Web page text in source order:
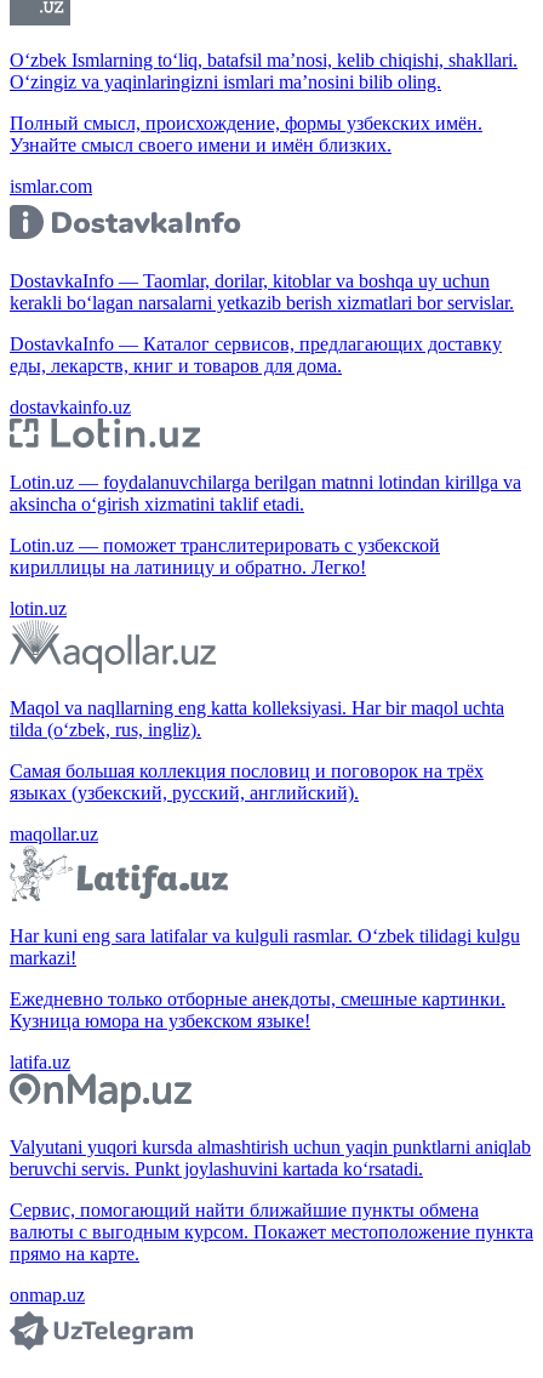
O‘zbek Ismlarning to‘liq, batafsil ma’nosi, kelib chiqishi, shakllari.
O‘zingiz va yaqinlaringizni ismlari ma’nosini bilib oling.
Полный смысл, происхождение, формы узбекских имён.
Узнайте смысл своего имени и имён близких.
ismlar.com
DostavkaInfo — Taomlar, dorilar, kitoblar va boshqa uy uchun
kerakli bo‘lagan narsalarni yetkazib berish xizmatlari bor servislar.
DostavkaInfo — Каталог сервисов, предлагающих доставку
еды, лекарств, книг и товаров для дома.
dostavkainfo.uz
Lotin.uz — foydalanuvchilarga berilgan matnni lotindan kirillga va
aksincha o‘girish xizmatini taklif etadi.
Lotin.uz — поможет транслитерировать с узбекской
кириллицы на латиницу и обратно. Легко!
lotin.uz
Maqol va naqllarning eng katta kolleksiyasi. Har bir maqol uchta
tilda (o‘zbek, rus, ingliz).
Самая большая коллекция пословиц и поговорок на трёх
языках (узбекский, русский, английский).
maqollar.uz
Har kuni eng sara latifalar va kulguli rasmlar. O‘zbek tilidagi kulgu
markazi!
Ежедневно только отборные анекдоты, смешные картинки.
Кузница юмора на узбекском языке!
latifa.uz
Valyutani yuqori kursda almashtirish uchun yaqin punktlarni aniqlab
beruvchi servis. Punkt joylashuvini kartada ko‘rsatadi.
Сервис, помогающий найти ближайшие пункты обмена
валюты с выгодным курсом. Покажет местоположение пункта
прямо на карте.
onmap.uz